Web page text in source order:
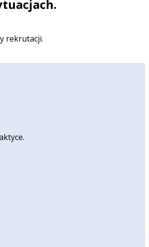
rekrutacji.